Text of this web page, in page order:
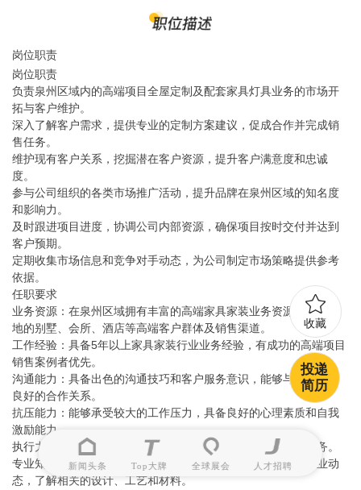
岗位职责
岗位职责
负责泉州区域内的高端项目全屋定制及配套家具灯具业务的市场开
拓与客户维护。
深入了解客户需求，提供专业的定制方案建议，促成合作并完成销
售任务。
维护现有客户关系，挖掘潜在客户资源，提升客户满意度和忠诚
度。
参与公司组织的各类市场推广活动，提升品牌在泉州区域的知名度
和影响力。
及时跟进项目进度，协调公司内部资源，确保项目按时交付并达到
客户预期。
定期收集市场信息和竞争对手动态，为公司制定市场策略提供参考
依据。
任职要求
业务资源：在泉州区域拥有丰富的高端家具家装业务资源，熟悉当
地的别墅、会所、酒店等高端客户群体及销售渠道。
工作经验：具备5年以上家具家装行业业务经验，有成功的高端项目
销售案例者优先。
沟通能力：具备出色的沟通技巧和客户服务意识，能够与客户建立
良好的合作关系。
抗压能力：能够承受较大的工作压力，具备良好的心理素质和自我
激励能力。
执行力：具备较强的执行力，能够高效完成公司下达的各项任务。
专业知识：熟悉高端全屋定制及配套家具灯具的产品知识和行业动
态，了解相关的设计、工艺和材料。
新闻头条 Top大牌 全球展会 人才招聘
收藏
投递
简历